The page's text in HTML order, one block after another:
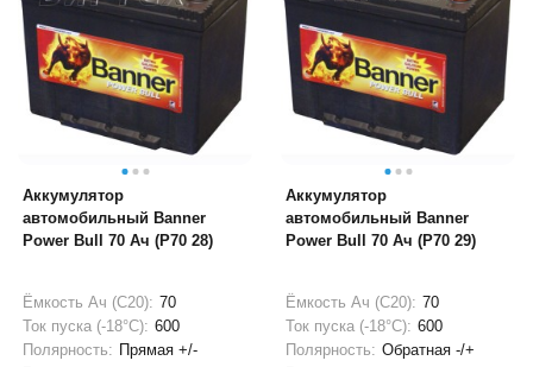
Аккумулятор
автомобильный Banner
Power Bull 70 Ач (P70 28)
Ёмкость Ач (С20): 70
Ток пуска (-18°С): 600
Полярность: Прямая +/-
Аккумулятор
автомобильный Banner
Power Bull 70 Ач (P70 29)
Ёмкость Ач (С20): 70
Ток пуска (-18°С): 600
Полярность: Обратная -/+